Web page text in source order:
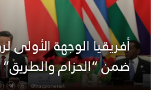
أفريقيا الوجهة الأولى
ضمن “الحزام والطريق”